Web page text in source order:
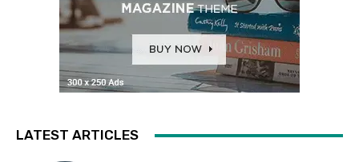
LATEST ARTICLES